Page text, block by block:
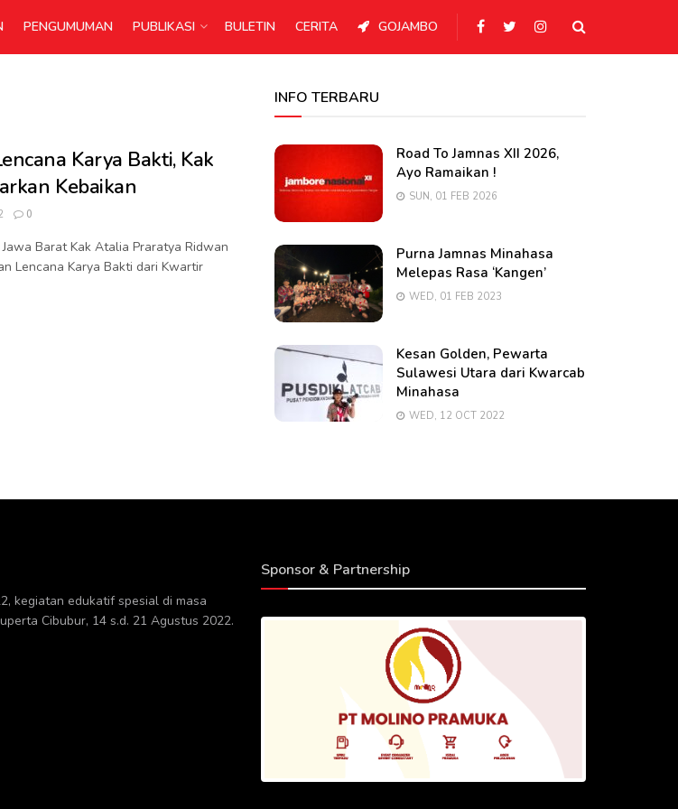
PENGUMUMAN PUBLIKASI BULETIN CERITA GOJAMBO
Karya Bakti, Kak
Kebaikan
0
Barat Kak Atalia Praratya Ridwan
Lencana Karya Bakti dari Kwartir
INFO TERBARU
Road To Jamnas XII 2026,
Ayo Ramaikan !
SUN, 01 FEB 2026
Purna Jamnas Minahasa
Melepas Rasa ‘Kangen’
WED, 01 FEB 2023
Kesan Golden, Pewarta
Sulawesi Utara dari Kwarcab
Minahasa
WED, 12 OCT 2022
kegiatan edukatif spesial di masa
Cibubur, 14 s.d. 21 Agustus 2022.
Sponsor & Partnership